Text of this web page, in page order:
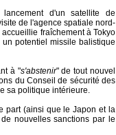
d'un satellite de
de l'agence spatiale nord-
fraîchement à Tokyo
potentiel missile balistique
à "s'abstenir" de tout nouvel
du Conseil de sécurité des
sa politique intérieure.
part (ainsi que le Japon et la
nouvelles sanctions par le